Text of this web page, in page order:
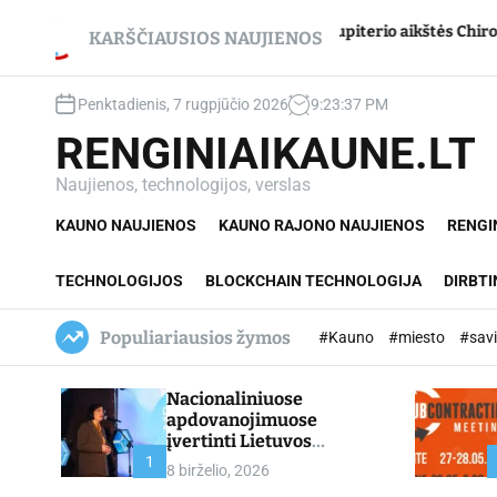
KARŠČIAUSIOS NAUJIENOS
Jupiterio aikštės Chironas – atmetimo
Penktadienis, 7 rugpjūčio 2026 9:23:38 PM
RENGINIAIKAUNE.LT
Naujienos, technologijos, verslas
KAUNO NAUJIENOS KAUNO RAJONO NAUJIENOS
TECHNOLOGIJOS BLOCKCHAIN TECHNOLOGIJA
Populiariausios žymos #Kauno #miesto
1
Nacionaliniuose
apdovanojimuose
įvertinti Lietuvos
profesinio mokymo
lyderiai
8 birželio, 2026